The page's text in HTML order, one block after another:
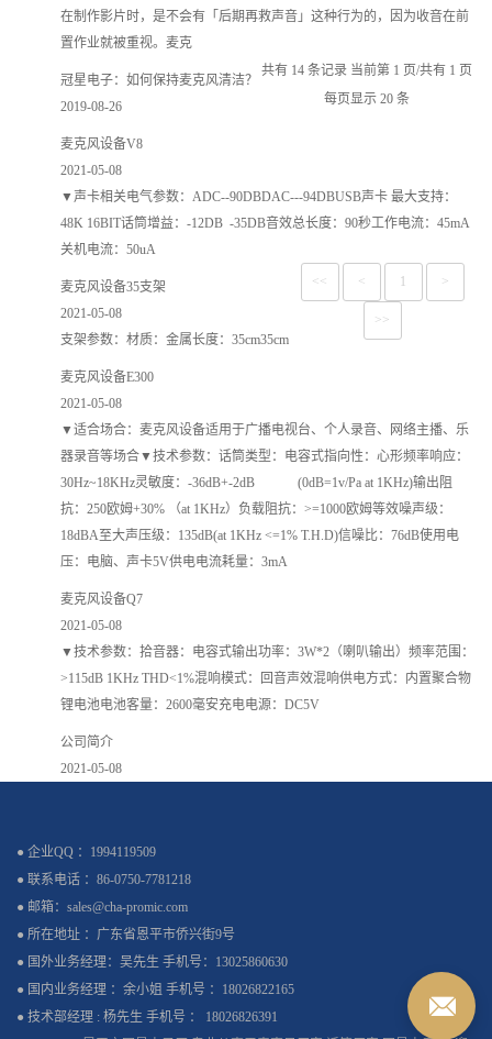
在制作影片时，是不会有「后期再救声音」这种行为的，因为收音在前
置作业就被重视。麦克
冠星电子：如何保持麦克风清洁？
2019-08-26
麦克风设备V8
2021-05-08
▼声卡相关电气参数：ADC--90DBDAC---94DBUSB声卡 最大支持：
48K 16BIT话筒增益：-12DB -35DB音效总长度：90秒工作电流：45mA
关机电流：50uA
麦克风设备35支架
2021-05-08
支架参数：材质：金属长度：35cm35cm
麦克风设备E300
2021-05-08
▼适合场合：麦克风设备适用于广播电视台、个人录音、网络主播、乐
器录音等场合▼技术参数：话筒类型：电容式指向性：心形频率响应：
30Hz~18KHz灵敏度：-36dB+-2dB (0dB=1v/Pa at 1KHz)输出阻
抗：250欧姆+30% （at 1KHz）负载阻抗：>=1000欧姆等效噪声级：
18dBA至大声压级：135dB(at 1KHz <=1% T.H.D)信噪比：76dB使用电
压：电脑、声卡5V供电电流耗量：3mA
麦克风设备Q7
2021-05-08
▼技术参数：拾音器：电容式输出功率：3W*2（喇叭输出）频率范围：
>115dB 1KHz THD<1%混响模式：回音声效混响供电方式：内置聚合物
锂电池电池客量：2600毫安充电电源：DC5V
公司简介
2021-05-08
共有 14 条记录 当前第 1 页/共有 1 页
每页显示 20 条
<< < 1 >
>>
● 企业QQ ：1994119509
● 联系电话 ：86-0750-7781218
● 邮箱：sales@cha-promic.com
● 所在地址 ：广东省恩平市侨兴街9号
● 国外业务经理：吴先生 手机号：13025860630
● 国内业务经理 ：余小姐 手机号 ：18026822165
● 技术部经理 : 杨先生 手机号 ： 18026826391